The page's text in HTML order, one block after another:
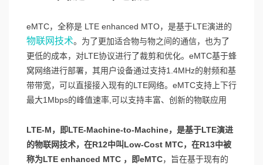
eMTC，全称是 LTE enhanced MTO，是基于LTE演进的
物联网技术。为了更加适合物与物之间的通信，也为了
更低的成本，对LTE协议进行了裁剪和优化。eMTC基于蜂
窝网络进行部署，其用户设备通过支持1.4MHz的射频和基
带带宽，可以直接接入现有的LTE网络。eMTC支持上下行
最大1Mbps的峰值速率,可以支持丰富、创新的物联应用
LTE-M，即LTE-Machine-to-Machine，是基于LTE演进
的物联网技术，在R12中叫Low-Cost MTC，在R13中被
称为LTE enhanced MTC ，即eMTC，旨在基于现有的